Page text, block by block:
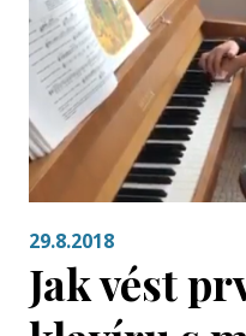
29.8.2018
Jak vést